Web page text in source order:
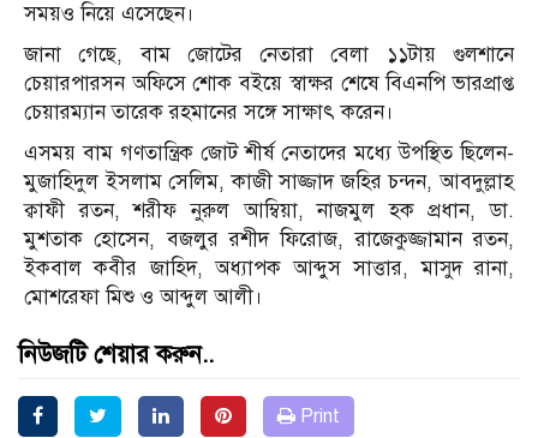
সময়ও নিয়ে এসেছেন।
জানা গেছে, বাম জোটের নেতারা বেলা ১১টায় গুলশানে
চেয়ারপারসন অফিসে শোক বইয়ে স্বাক্ষর শেষে বিএনপি ভারপ্রাপ্ত
চেয়ারম্যান তারেক রহমানের সঙ্গে সাক্ষাৎ করেন।
এসময় বাম গণতান্ত্রিক জোট শীর্ষ নেতাদের মধ্যে উপস্থিত ছিলেন-
মুজাহিদুল ইসলাম সেলিম, কাজী সাজ্জাদ জহির চন্দন, আবদুল্লাহ
ক্বাফী রতন, শরীফ নুরুল আম্বিয়া, নাজমুল হক প্রধান, ডা.
মুশতাক হোসেন, বজলুর রশীদ ফিরোজ, রাজেকুজ্জামান রতন,
ইকবাল কবীর জাহিদ, অধ্যাপক আব্দুস সাত্তার, মাসুদ রানা,
মোশরেফা মিশু ও আব্দুল আলী।
নিউজটি শেয়ার করুন..
Print